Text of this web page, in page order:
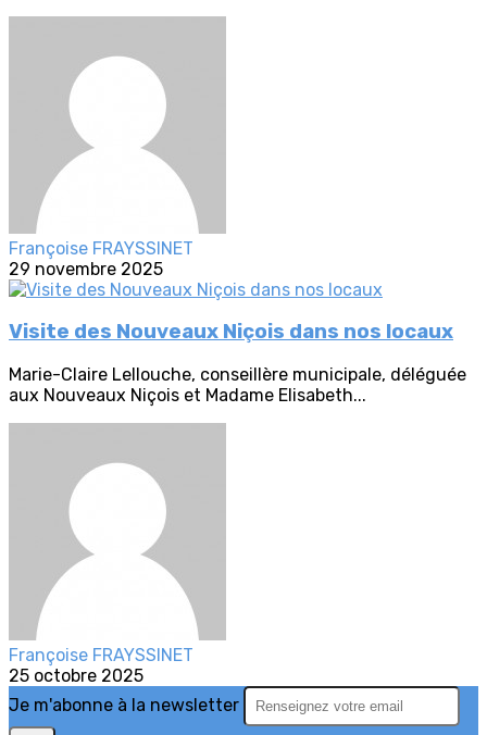
Françoise FRAYSSINET
29 novembre 2025
Visite des Nouveaux Niçois dans nos locaux
Marie-Claire Lellouche, conseillère municipale, déléguée
aux Nouveaux Niçois et Madame Elisabeth...
Françoise FRAYSSINET
25 octobre 2025
Je m'abonne à la newsletter